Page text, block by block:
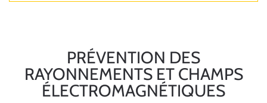
PRÉVENTION DES
RAYONNEMENTS ET CHAMPS
ÉLECTROMAGNÉTIQUES